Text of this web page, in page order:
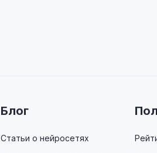
Блог
Статьи о нейросетях